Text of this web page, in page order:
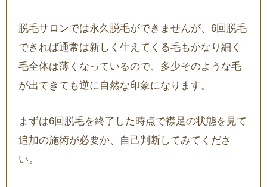
脱毛サロンでは永久脱毛ができませんが、6回脱毛
できれば通常は新しく生えてくる毛もかなり細く
毛全体は薄くなっているので、多少そのような毛
が出てきても逆に自然な印象になります。
まずは6回脱毛を終了した時点で襟足の状態を見て
追加の施術が必要か、自己判断してみてくださ
い。